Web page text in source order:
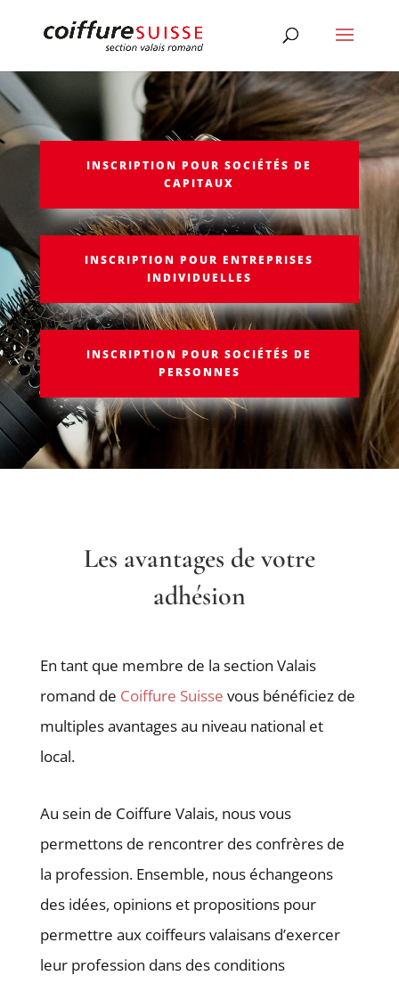
INSCRIPTION POUR SOCIÉTÉS DE
CAPITAUX
INSCRIPTION POUR ENTREPRISES
INDIVIDUELLES
INSCRIPTION POUR SOCIÉTÉS DE
PERSONNES
Les avantages de votre
adhésion
En tant que membre de la section Valais
romand de Coiffure Suisse vous bénéficiez de
multiples avantages au niveau national et
local.
Au sein de Coiffure Valais, nous vous
permettons de rencontrer des confrères de
la profession. Ensemble, nous échangeons
des idées, opinions et propositions pour
permettre aux coiffeurs valaisans d’exercer
leur profession dans des conditions